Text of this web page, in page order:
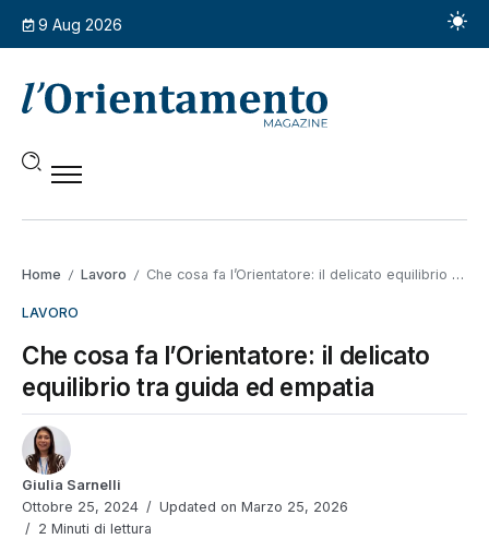
9 Aug 2026
Home / Lavoro / Che cosa fa l’Orientatore: il delicato equilibrio tra guida ed empatia
LAVORO
Che cosa fa l’Orientatore: il delicato
equilibrio tra guida ed empatia
Giulia Sarnelli
Ottobre 25, 2024
Updated on Marzo 25, 2026
2 Minuti di lettura